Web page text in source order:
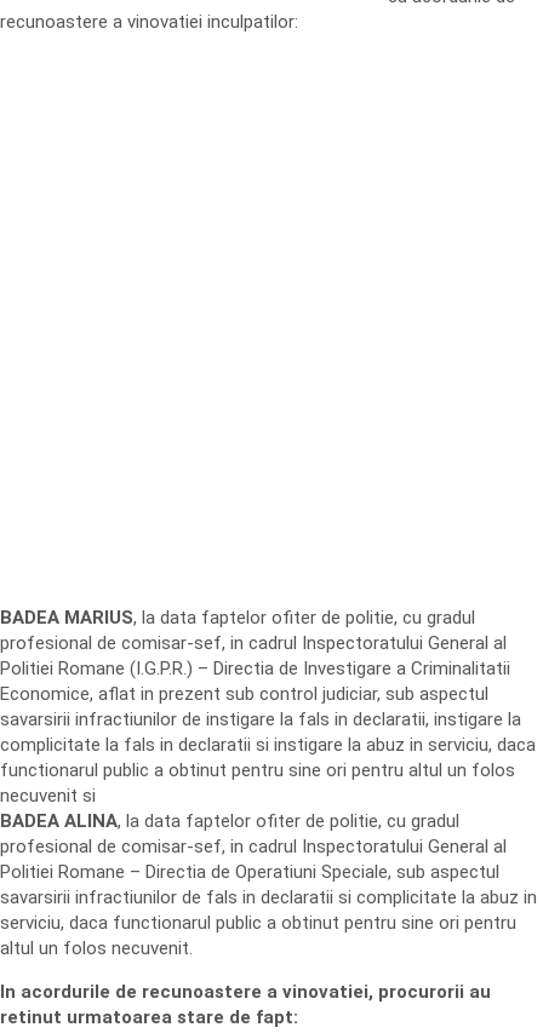
recunoastere a vinovatiei inculpatilor:
BADEA MARIUS, la data faptelor ofiter de politie, cu gradul
profesional de comisar-sef, in cadrul Inspectoratului General al
Politiei Romane (I.G.P.R.) – Directia de Investigare a Criminalitatii
Economice, aflat in prezent sub control judiciar, sub aspectul
savarsirii infractiunilor de instigare la fals in declaratii, instigare la
complicitate la fals in declaratii si instigare la abuz in serviciu, daca
functionarul public a obtinut pentru sine ori pentru altul un folos
necuvenit si
BADEA ALINA, la data faptelor ofiter de politie, cu gradul
profesional de comisar-sef, in cadrul Inspectoratului General al
Politiei Romane – Directia de Operatiuni Speciale, sub aspectul
savarsirii infractiunilor de fals in declaratii si complicitate la abuz in
serviciu, daca functionarul public a obtinut pentru sine ori pentru
altul un folos necuvenit.
In acordurile de recunoastere a vinovatiei, procurorii au
retinut urmatoarea stare de fapt: